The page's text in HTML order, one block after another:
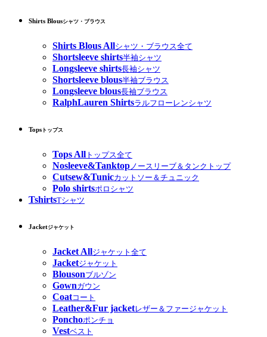
Shirts Blousシャツ・ブラウス
Shirts Blous Allシャツ・ブラウス全て
Shortsleeve shirts半袖シャツ
Longsleeve shirts長袖シャツ
Shortsleeve blous半袖ブラウス
Longsleeve blous長袖ブラウス
RalphLauren Shirtsラルフローレンシャツ
Tops トップス
Tops All トップス全て
Nosleeve&Tanktopノースリーブ＆タンクトップ
Cutsew&Tunicカットソー＆チュニック
Polo shirtsポロシャツ
TshirtsTシャツ
Jacketジャケット
Jacket Allジャケット全て
Jacketジャケット
Blousonブルゾン
Gownガウン
Coatコート
Leather&Fur jacketレザー＆ファージャケット
Ponchoポンチョ
Vestベスト